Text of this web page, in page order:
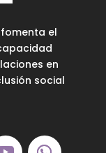
el
en
social